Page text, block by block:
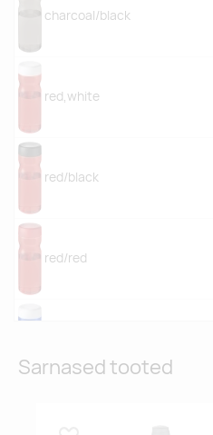
charcoal/black
red,white
red/black
red/red
Sarnased tooted